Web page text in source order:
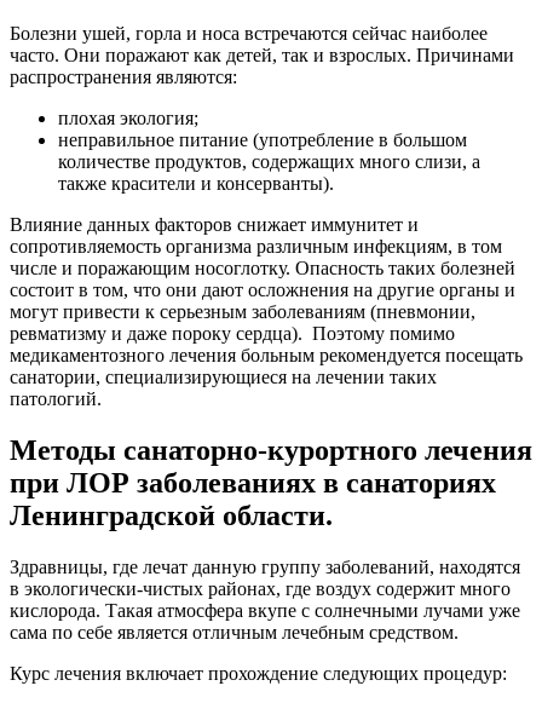
Болезни ушей, горла и носа встречаются сейчас наиболее
часто. Они поражают как детей, так и взрослых. Причинами
распространения являются:
плохая экология;
неправильное питание (употребление в большом
количестве продуктов, содержащих много слизи, а
также красители и консерванты).
Влияние данных факторов снижает иммунитет и
сопротивляемость организма различным инфекциям, в том
числе и поражающим носоглотку. Опасность таких болезней
состоит в том, что они дают осложнения на другие органы и
могут привести к серьезным заболеваниям (пневмонии,
ревматизму и даже пороку сердца). Поэтому помимо
медикаментозного лечения больным рекомендуется посещать
санатории, специализирующиеся на лечении таких
патологий.
Методы санаторно-курортного лечения
при ЛОР заболеваниях в санаториях
Ленинградской области.
Здравницы, где лечат данную группу заболеваний, находятся
в экологически-чистых районах, где воздух содержит много
кислорода. Такая атмосфера вкупе с солнечными лучами уже
сама по себе является отличным лечебным средством.
Курс лечения включает прохождение следующих процедур: